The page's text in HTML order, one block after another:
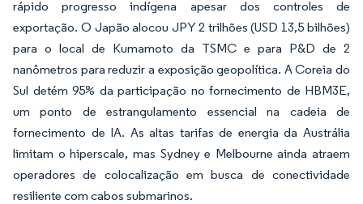
rápido progresso indígena apesar dos controles de
exportação. O Japão alocou JPY 2 trilhões (USD 13,5 bilhões)
para o local de Kumamoto da TSMC e para P&D de 2
nanômetros para reduzir a exposição geopolítica. A Coreia do
Sul detém 95% da participação no fornecimento de HBM3E,
um ponto de estrangulamento essencial na cadeia de
fornecimento de IA. As altas tarifas de energia da Austrália
limitam o hiperscale, mas Sydney e Melbourne ainda atraem
operadores de colocalização em busca de conectividade
resiliente com cabos submarinos.